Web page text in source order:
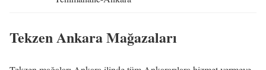
Tekzen Ankara Mağazaları